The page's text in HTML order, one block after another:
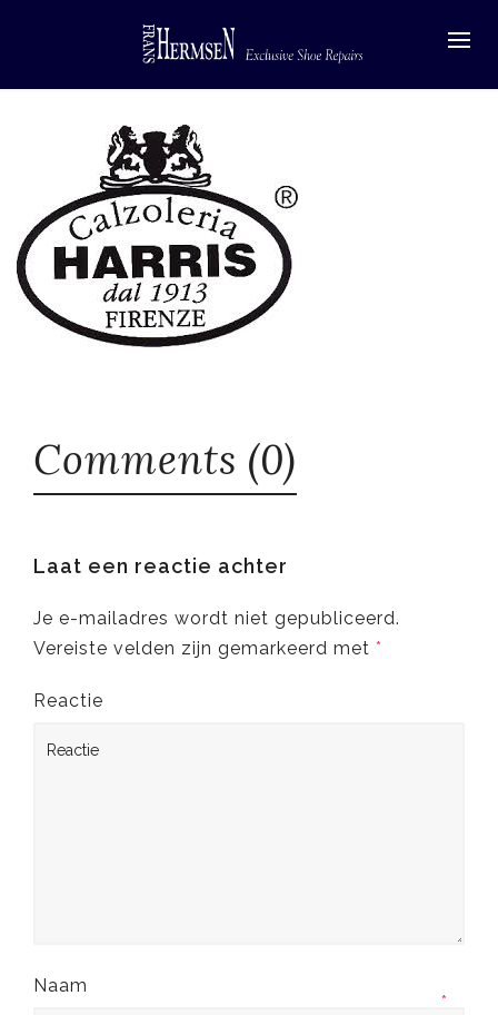
Comments (0)
Laat een reactie achter
Je e-mailadres wordt niet gepubliceerd.
Vereiste velden zijn gemarkeerd met *
Reactie
Naam
*